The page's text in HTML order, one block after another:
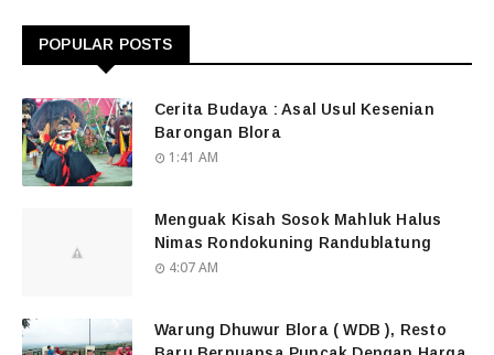
POPULAR POSTS
Cerita Budaya : Asal Usul Kesenian
Barongan Blora
1:41 AM
Menguak Kisah Sosok Mahluk Halus
Nimas Rondokuning Randublatung
4:07 AM
Warung Dhuwur Blora ( WDB ), Resto